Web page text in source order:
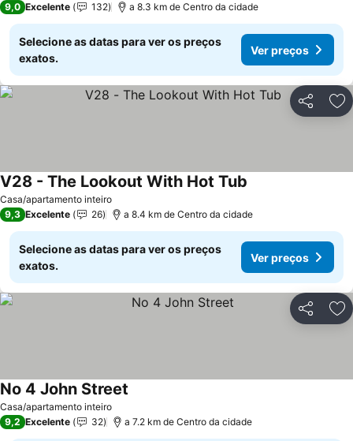
9,0 Excelente 132 a 8.3 km de Centro da cidade
Selecione as datas para ver os preços
exatos.
Ver preços
Partilhar
Casa/apartamento inteiro
V28 - The Lookout With Hot Tub
9,3 Excelente 26 a 8.4 km de Centro da cidade
Selecione as datas para ver os preços
exatos.
Ver preços
Partilhar
Casa/apartamento inteiro
No 4 John Street
9,2 Excelente 32 a 7.2 km de Centro da cidade